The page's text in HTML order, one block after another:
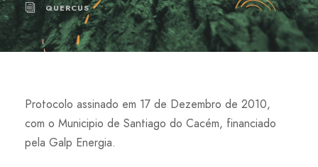
QUERCUS
Protocolo assinado em 17 de Dezembro de 2010,
com o Municipio de Santiago do Cacém, financiado
pela Galp Energia.